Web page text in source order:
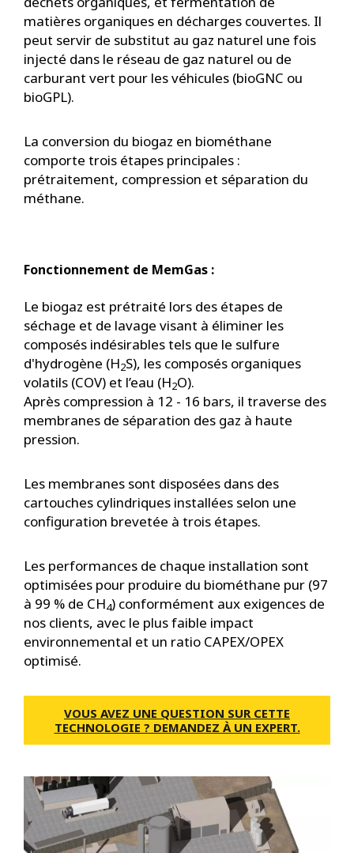
matières organiques en décharges couvertes. Il
peut servir de substitut au gaz naturel une fois
injecté dans le réseau de gaz naturel ou de
carburant vert pour les véhicules (bioGNC ou
bioGPL).
La conversion du biogaz en biométhane
comporte trois étapes principales :
prétraitement, compression et séparation du
méthane.
Fonctionnement de MemGas :
Le biogaz est prétraité lors des étapes de
séchage et de lavage visant à éliminer les
composés indésirables tels que le sulfure
d'hydrogène (H2S), les composés organiques
volatils (COV) et l’eau (H2O).
Après compression à 12 - 16 bars, il traverse des
membranes de séparation des gaz à haute
pression.
Les membranes sont disposées dans des
cartouches cylindriques installées selon une
configuration brevetée à trois étapes.
Les performances de chaque installation sont
optimisées pour produire du biométhane pur (97
à 99 % de CH4) conformément aux exigences de
nos clients, avec le plus faible impact
environnemental et un ratio CAPEX/OPEX
optimisé.
VOUS AVEZ UNE QUESTION SUR CETTE
TECHNOLOGIE ? DEMANDEZ À UN EXPERT.